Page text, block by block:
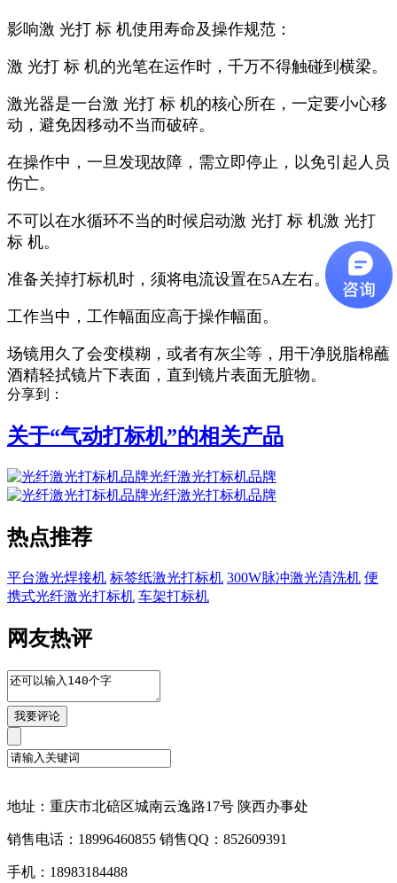
影响激 光打 标 机使用寿命及操作规范：
激 光打 标 机的光笔在运作时，千万不得触碰到横梁。
激光器是一台激 光打 标 机的核心所在，一定要小心移
动，避免因移动不当而破碎。
在操作中，一旦发现故障，需立即停止，以免引起人员
伤亡。
不可以在水循环不当的时候启动激 光打 标 机激 光打
标 机。
准备关掉打标机时，须将电流设置在5A左右。
工作当中，工作幅面应高于操作幅面。
场镜用久了会变模糊，或者有灰尘等，用干净脱脂棉蘸
酒精轻拭镜片下表面，直到镜片表面无脏物。
分享到：
关于“气动打标机”的相关产品
光纤激光打标机品牌
光纤激光打标机品牌
热点推荐
平台激光焊接机 标签纸激光打标机 300W脉冲激光清洗机 便
携式光纤激光打标机 车架打标机
网友热评
地址：重庆市北碚区城南云逸路17号 陕西办事处
销售电话：18996460855 销售QQ：852609391
手机：18983184488